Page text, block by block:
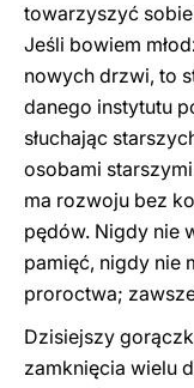
towarzyszyć
Jeśli bowiem
nowych drzwi, to
danego instytutu
słuchając
osobami
ma rozwoju bez
pędów. Nigdy nie
pamięć, nigdy nie
proroctwa;
Dzisiejszy
zamknięcia wielu